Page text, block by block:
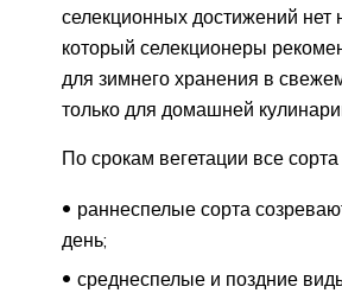
селекционных достижений нет
который селекционеры
для зимнего хранения в
только для домашней
По срокам вегетации все сорта
раннеспелые сорта
день;
среднеспелые и поздние